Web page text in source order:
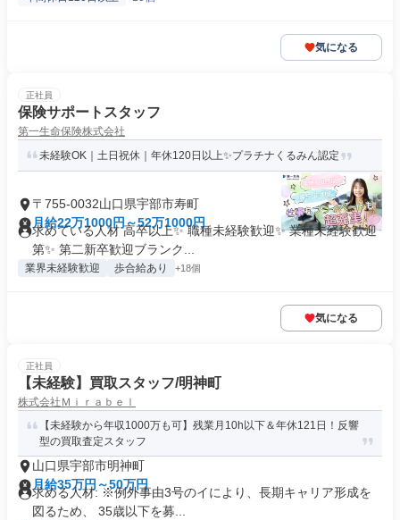
気になる
正社員
保険サポートスタッフ
第一生命保険株式会社
未経験OK｜土日祝休｜年休120日以上✨プラチナくるみん認定
〒755-0032山口県宇部市寿町
月給22万1000円～52万1000円
求めている人材 高卒以上✨ 職種未経験歓迎✨ 業種未経験歓迎
第✨ 第二新卒歓迎ブランク...
業界未経験歓迎 歩合給あり +18個
気になる
正社員
【未経験】買取スタッフ/明神町
株式会社Ｍｉｒａｂｅｌ
【未経験から年収1000万も可】残業月10h以下＆年休121日！反響
型の買取査定スタッフ
山口県宇部市明神町
月給35万円～50万円
求める人材: ※例外事由3号のイにより、長期キャリア形成を
図るため、 35歳以下を募...